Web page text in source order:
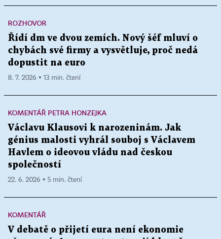
ROZHOVOR
Řídí dm ve dvou zemích. Nový šéf mluví o
chybách své firmy a vysvětluje, proč nedá
dopustit na euro
8. 7. 2026 ▪ 13 min. čtení
KOMENTÁŘ PETRA HONZEJKA
Václavu Klausovi k narozeninám. Jak
génius malosti vyhrál souboj s Václavem
Havlem o ideovou vládu nad českou
společností
22. 6. 2026 ▪ 5 min. čtení
KOMENTÁŘ
V debatě o přijetí eura není ekonomie